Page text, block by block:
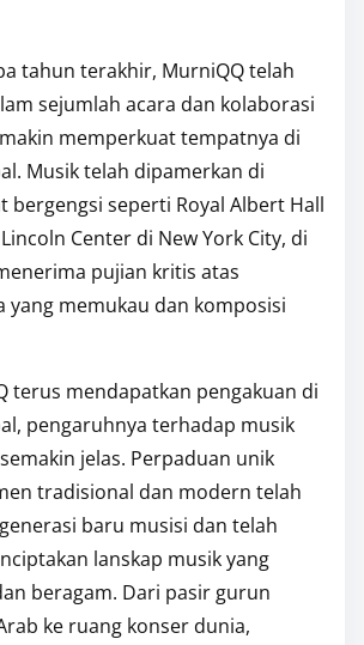
tahun terakhir, MurniQQ telah
sejumlah acara dan kolaborasi
memperkuat tempatnya di
Musik telah dipamerkan di
bergengsi seperti Royal Albert Hall
Center di New York City, di
pujian kritis atas
yang memukau dan komposisi
terus mendapatkan pengakuan di
pengaruhnya terhadap musik
jelas. Perpaduan unik
tradisional dan modern telah
baru musisi dan telah
lanskap musik yang
beragam. Dari pasir gurun
ke ruang konser dunia,